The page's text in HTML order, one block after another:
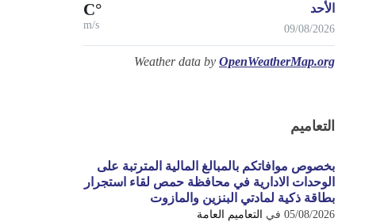
الأحد
09/08/2026
°C
m/s
Weather data by OpenWeatherMap.org
التعاميم
بخصوص موافاتكم بالمبالغ المالية المترتبة على
الوحدات الادارية في محافظة حمص لقاء استجرار
بطاقة ذكية لمادتي البنزين والمازوت
05/08/2026 في التعاميم العامة